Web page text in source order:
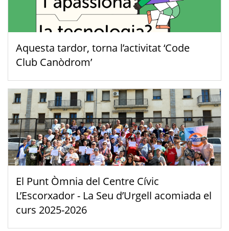
Aquesta tardor, torna l’activitat ‘Code
Club Canòdrom’
El Punt Òmnia del Centre Cívic
L’Escorxador - La Seu d’Urgell acomiada el
curs 2025-2026